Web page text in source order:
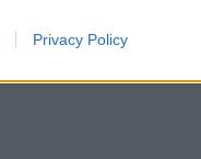
Privacy Policy